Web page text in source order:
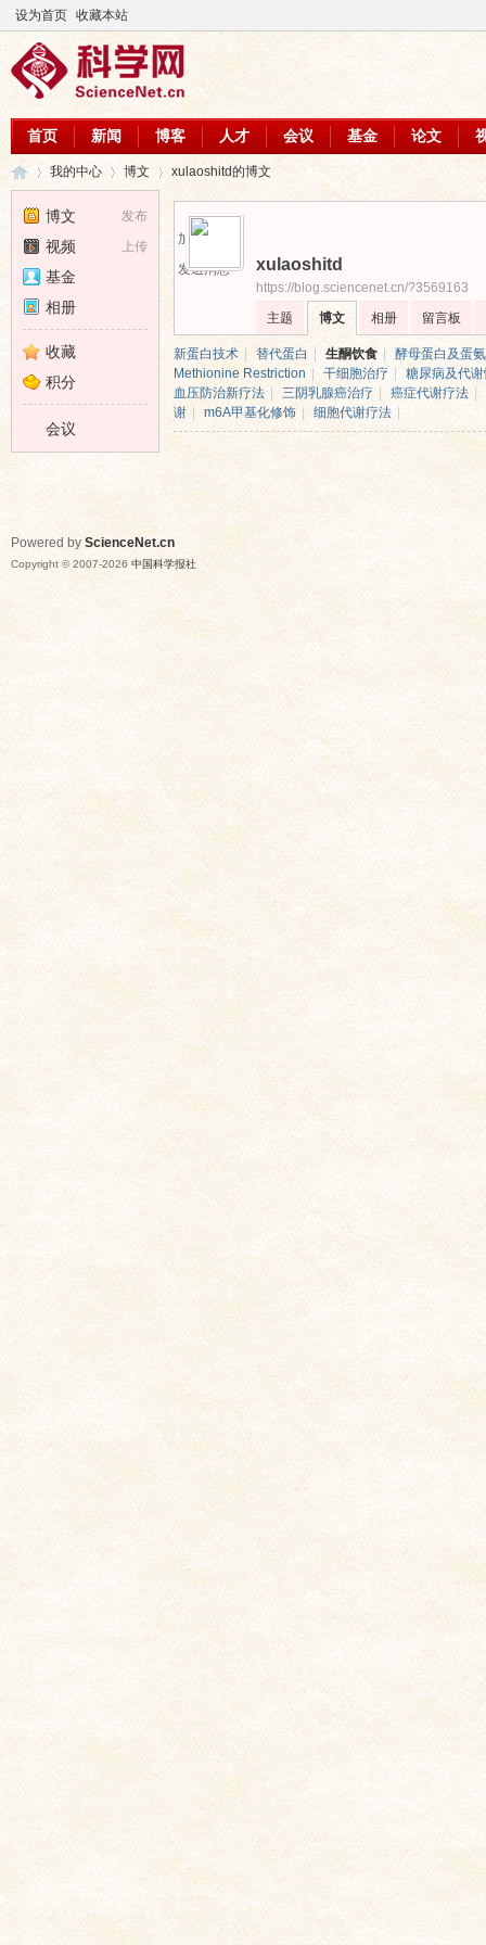
设为首页 收藏本站
首页 新闻 博客 人才 会议 基金 论文
›
我的中心 博文 xulaoshitd的博文
加为好友
发送消息
xulaoshitd
https://blog.sciencenet.cn/?3569163
主题
博文 相册 留言板
新蛋白技术 替代蛋白 生酮饮食
酵母蛋白及蛋
Methionine Restriction
干细胞治疗
糖尿病及代
血压防治新疗法
三阴乳腺癌治疗 癌症代谢疗法
谢 | m6A甲基化修饰 | 细胞代谢疗法
发布
博文
上传
视频
基金
相册
收藏
积分
会议
Powered by ScienceNet.cn
Copyright © 2007-2026 中国科学报社